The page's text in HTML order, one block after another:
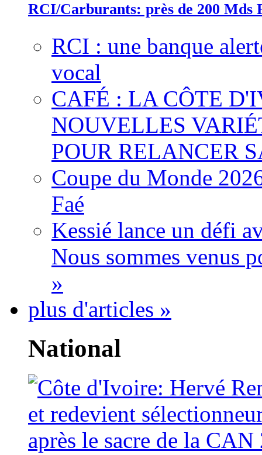
RCI/Carburants: près de 200 Mds
RCI : une banque
vocal
CAFÉ : LA CÔTE
NOUVELLES
POUR RELANCER
Coupe du Monde
Faé
Kessié lance un défi
Nous sommes venus
»
plus d'articles »
National